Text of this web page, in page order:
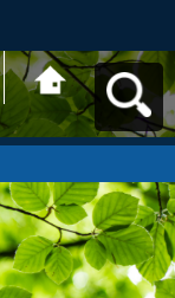
半田市子育て応
援サイト はんだ
っこネットへ戻